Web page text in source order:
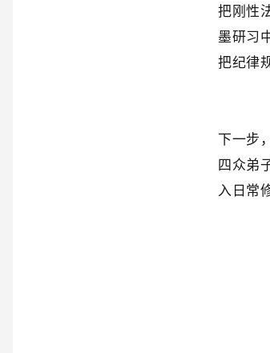
把刚性
墨研习
把纪律
下一步
四众弟
入日常